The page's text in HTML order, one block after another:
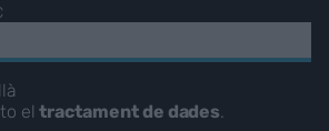
eltractament de dades